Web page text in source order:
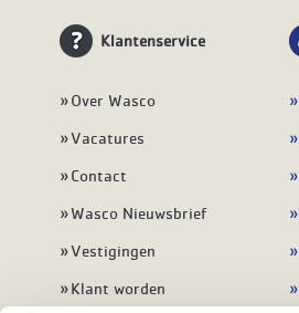
Klantenservice
Over Wasco
Vacatures
Contact
Wasco Nieuwsbrief
Vestigingen
Klant worden